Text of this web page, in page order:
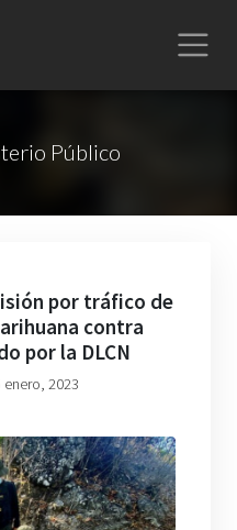
Público
por tráfico de
contra
por la DLCN
2023